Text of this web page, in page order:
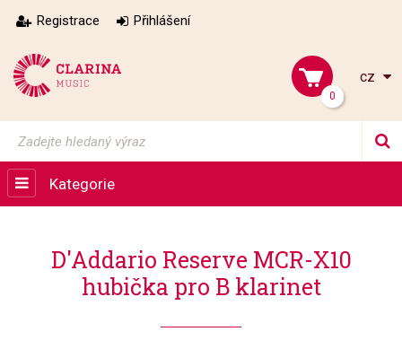
Registrace Přihlášení
0
cz
Kategorie
D'Addario Reserve MCR-X10
hubička pro B klarinet